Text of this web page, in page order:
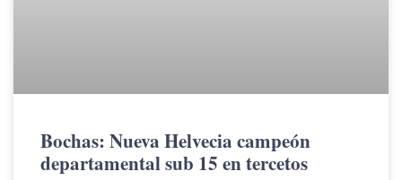
Bochas: Nueva Helvecia campeón
departamental sub 15 en tercetos